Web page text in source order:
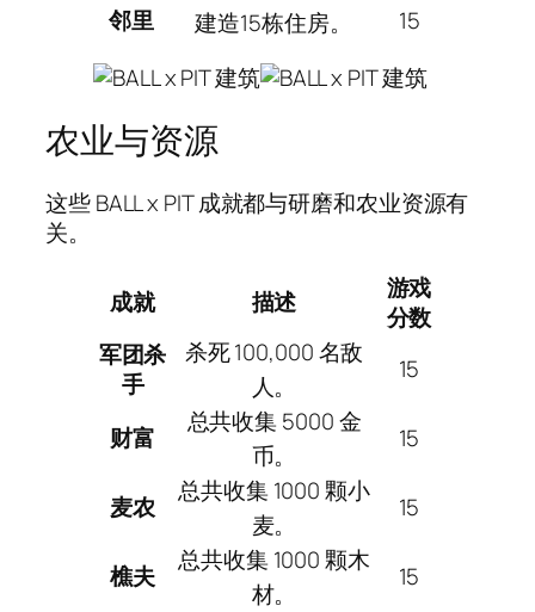
邻里
建造15栋住房。 15
农业与资源
这些 BALL x PIT 成就都与研磨和农业资源有
关。
成就 描述
游戏
分数
军团杀
手
杀死 100,000 名敌
人。
15
财富
总共收集 5000 金
币。
15
麦农
总共收集 1000 颗小
麦。
15
樵夫
总共收集 1000 颗木
材。
15